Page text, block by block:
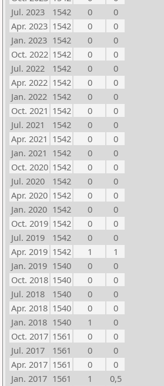
Jul. 2023
1542 0
0
Apr. 2023 1542 0
0
Jan. 2023 1542 0
0
Oct. 2022 1542 0
0
Jul. 2022
1542 0
0
Apr. 2022 1542 0
0
Jan. 2022 1542 0
0
Oct. 2021 1542 0
0
Jul. 2021
1542 0
0
Apr. 2021 1542 0
0
Jan. 2021 1542 0
0
Oct. 2020 1542 0
0
Jul. 2020
1542 0
0
Apr. 2020 1542 0
0
Jan. 2020 1542 0
0
Oct. 2019 1542 0
0
Jul. 2019
1542 0
0
Apr. 2019 1542 1
1
Jan. 2019 1540 0
0
Oct. 2018 1540 0
0
Jul. 2018
1540 0
0
Apr. 2018 1540 0
0
Jan. 2018 1540 1
0
Oct. 2017 1561 0
0
Jul. 2017
1561 0
0
Apr. 2017 1561 0
0
Jan. 2017 1561 1
0,5